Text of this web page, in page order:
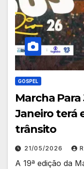
GOSPEL
Marcha Para
Janeiro terá
trânsito
21/05/2026
A 19ª edição da